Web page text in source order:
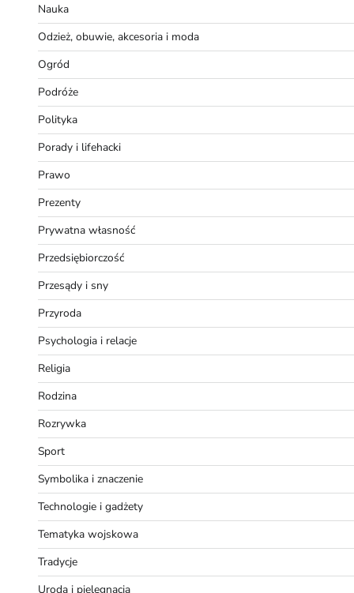
Nauka
Odzież, obuwie, akcesoria i moda
Ogród
Podróże
Polityka
Porady i lifehacki
Prawo
Prezenty
Prywatna własność
Przedsiębiorczość
Przesądy i sny
Przyroda
Psychologia i relacje
Religia
Rodzina
Rozrywka
Sport
Symbolika i znaczenie
Technologie i gadżety
Tematyka wojskowa
Tradycje
Uroda i pielęgnacja